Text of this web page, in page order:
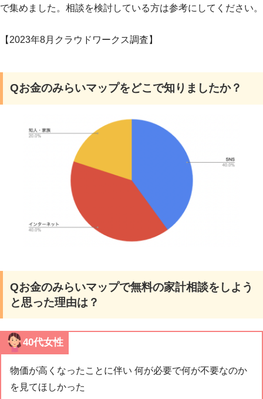
で集めました。相談を検討している方は参考にしてください。
【2023年8月クラウドワークス調査】
Qお金のみらいマップをどこで知りましたか？
Qお金のみらいマップで無料の家計相談をしよう
と思った理由は？
40代女性
物価が高くなったことに伴い 何が必要で何が不要なのか
を見てほしかった